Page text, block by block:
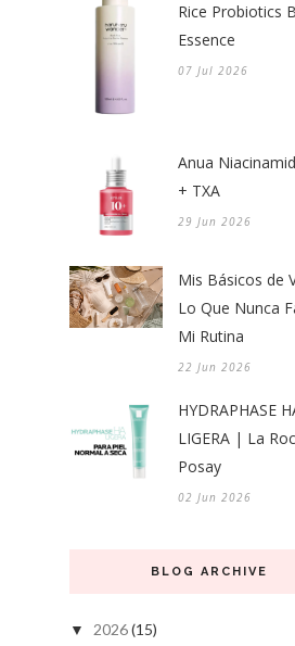
Rice Probiotics
Essence
07 Jul 2026
Anua
+ TXA
29 Jun 2026
Mis Básicos de
Lo Que Nunca
Mi Rutina
22 Jun 2026
HYDRAPHASE
LIGERA | La
Posay
02 Jun 2026
BLOG ARCHIVE
▼ 2026(15)